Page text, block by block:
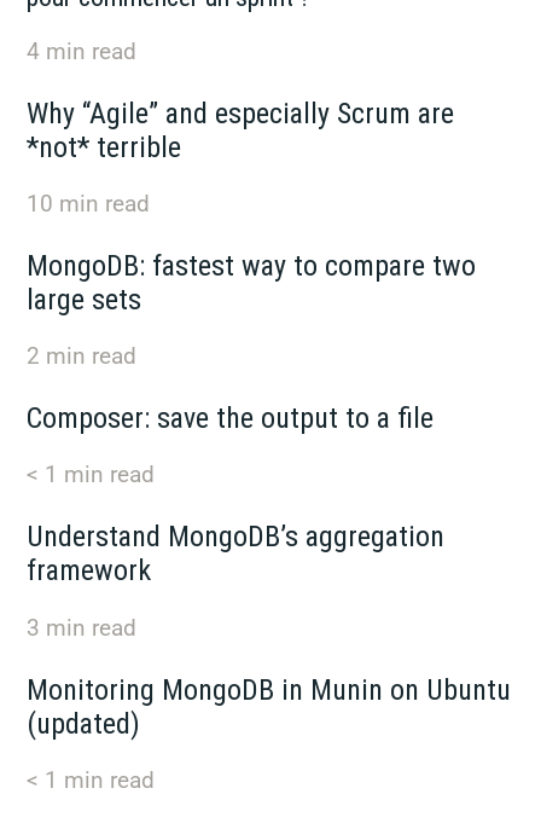
4 min read
Why “Agile” and especially Scrum are
*not* terrible
10 min read
MongoDB: fastest way to compare two
large sets
2 min read
Composer: save the output to a file
< 1 min read
Understand MongoDB’s aggregation
framework
3 min read
Monitoring MongoDB in Munin on Ubuntu
(updated)
< 1 min read